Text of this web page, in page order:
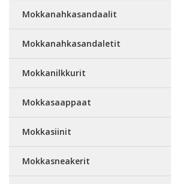
Mokkanahkasandaalit
Mokkanahkasandaletit
Mokkanilkkurit
Mokkasaappaat
Mokkasiinit
Mokkasneakerit